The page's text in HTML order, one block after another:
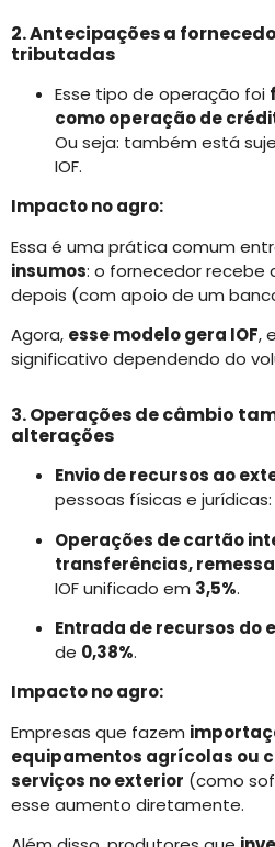
2. Antecipações a
tributadas
Esse tipo de operação foi
como operação de
Ou seja: também está
IOF.
Impacto no agro:
Essa é uma prática comum
insumos: o fornecedor recebe
depois (com apoio de um
Agora, esse modelo gera IOF,
significativo dependendo do
3. Operações de câmbio
alterações
Envio de recursos ao
pessoas físicas e jurídicas:
Operações de cartão
transferências,
IOF unificado em 3,5%.
Entrada de recursos do
de 0,38%.
Impacto no agro:
Empresas que fazem
equipamentos agrícolas ou
serviços no exterior (como
esse aumento diretamente.